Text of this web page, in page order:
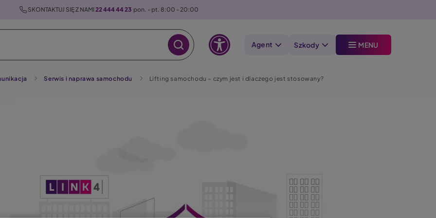
SKONTAKTUJ SIĘ Z NAMI 22 444 44 23 pon. - pt. 8:00 - 20:00
Agent Szkody MENU
Serwis i naprawa samochodu Lifting samochodu – czym jest i dlaczego jest stosowany?